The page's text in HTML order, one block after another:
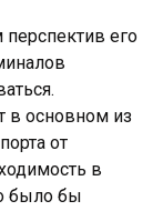
перспектив его
в основном из
от
в
было бы